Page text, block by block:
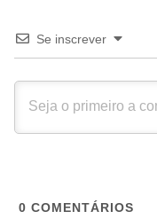
Se inscrever
0 COMENTÁRIOS